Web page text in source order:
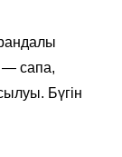
— сапа,
Бүгін